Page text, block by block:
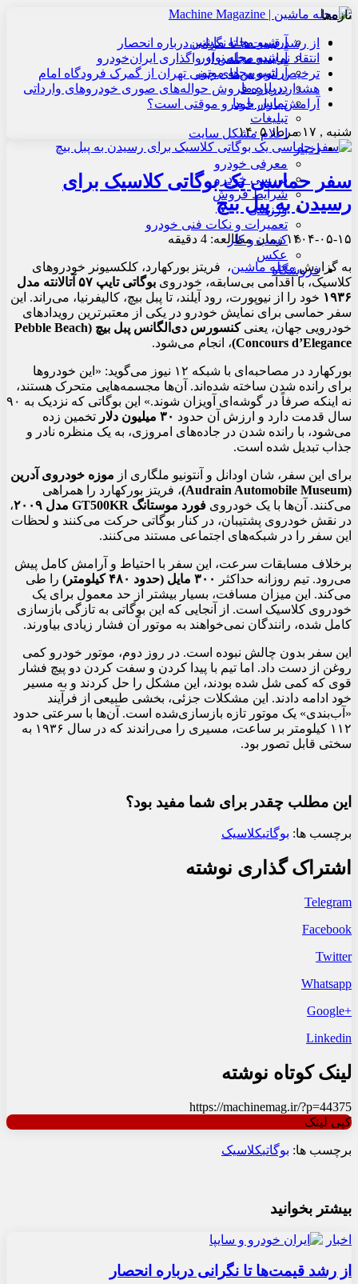
آرشیو مجله ماشین
آرشیو مجله نوآور
آرشیو مجله موتور
درباره ما
تماس با ما
تبلیغات
اعلام مشکل سایت
اخبار
معرفی خودرو
بررسی خودرو
شرایط فروش
ورزشی
تعمیرات و نکات فنی خودرو
کسب و کار
عکس
فروشگاه
تازه‌ها
از رشد قیمت‌ها تا نگرانی درباره انحصار
انتقاد نماینده مجلس از واگذاری ایران‌خودرو
ترخیص اتوبوس‌های چینی تهران از گمرک فرودگاه امام
هشدار درباره فروش حواله‌های صوری خودروهای وارداتی
آرامش بازار خودرو موقتی است؟
شنبه , ۱۷ مرداد ۱۴۰۵
سفر حماسی یک بوگاتی کلاسیک برای
رسیدن به پبل بیچ
۱۴۰۴-۰۵-۱۵زمان مطالعه: 4 دقیقه
به گزارشمجله ماشین، فریتز بورکهارد، کلکسیونر خودروهای
کلاسیک، با اقدامی بی‌سابقه، خودروی
بوگاتی تایپ ۵۷ آتالانته مدل
۱۹۳۶ خود را از نیوپورت، رود آیلند، تا پبل بیچ، کالیفرنیا، می‌راند. این
سفر حماسی برای نمایش خودرو در یکی از معتبرترین رویدادهای
خودرویی جهان، یعنی
کنسورس دی‌الگانس پبل بیچ (Pebble Beach
Concours d’Elegance) ، انجام می‌شود.
بورکهارد در مصاحبه‌ای با شبکه ۱۲ نیوز می‌گوید: «این خودروها
برای رانده شدن ساخته شده‌اند. آن‌ها مجسمه‌هایی متحرک هستند،
نه اینکه صرفاً در گوشه‌ای آویزان شوند.» این بوگاتی که نزدیک به ۹۰
سال قدمت دارد و ارزش آن حدود ۳۰ میلیون دلار
تخمین زده
می‌شود، با رانده شدن در جاده‌های امروزی، به یک منظره نادر و
جذاب تبدیل شده است.
برای این سفر، شان اودانل و آنتونیو ملگاری از موزه خودروی آدرین
(Audrain Automobile Museum)
، فریتز بورکهارد را همراهی
می‌کنند. آن‌ها با یک خودروی فورد موستانگ GT500KR مدل ۲۰۰۹
،
در نقش خودروی پشتیبان، در کنار بوگاتی حرکت می‌کنند و لحظات
این سفر را در شبکه‌های اجتماعی مستند می‌کنند.
برخلاف مسابقات سرعت، این سفر با احتیاط و آرامش کامل پیش
می‌رود. تیم روزانه حداکثر
۳۰۰ مایل (حدود ۴۸۰ کیلومتر)
را طی
می‌کند. این میزان مسافت، بسیار بیشتر از حد معمول برای یک
خودروی کلاسیک است. از آنجایی که این بوگاتی به تازگی بازسازی
کامل شده، رانندگان نمی‌خواهند به موتور آن فشار زیادی بیاورند.
این سفر بدون چالش نبوده است. در روز دوم، موتور خودرو کمی
روغن از دست داد. اما تیم با پیدا کردن و سفت کردن دو پیچ فشار
قوی که کمی شل شده بودند، این مشکل را حل کردند و به مسیر
خود ادامه دادند. این مشکلات جزئی، بخشی طبیعی از فرآیند
«آب‌بندی» یک موتور تازه بازسازی‌شده است. آن‌ها با سرعتی حدود
۱۱۲ کیلومتر بر ساعت، مسیری را می‌راندند که در سال ۱۹۳۶ به
سختی قابل تصور بود.
این مطلب چقدر برای شما مفید بود؟
برچسب ها: بوگاتیکلاسیک
اشتراک گذاری نوشته
Telegram
Facebook
Twitter
Whatsapp
+Google
Linkedin
لینک کوتاه نوشته
https://machinemag.ir/?p=44375
کپی لینک
برچسب ها: بوگاتیکلاسیک
بیشتر بخوانید
اخبار
از رشد قیمت‌ها تا نگرانی درباره انحصار